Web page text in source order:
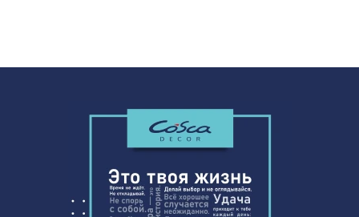
Боско, 0,91 x 5,5 м
Prints L5023, 0,91 x 5,5 м
Экран для радиатора, КЛАССИК,
КРИСТАЛЛ, белый
Экран для радиатора, МОДЕРН,